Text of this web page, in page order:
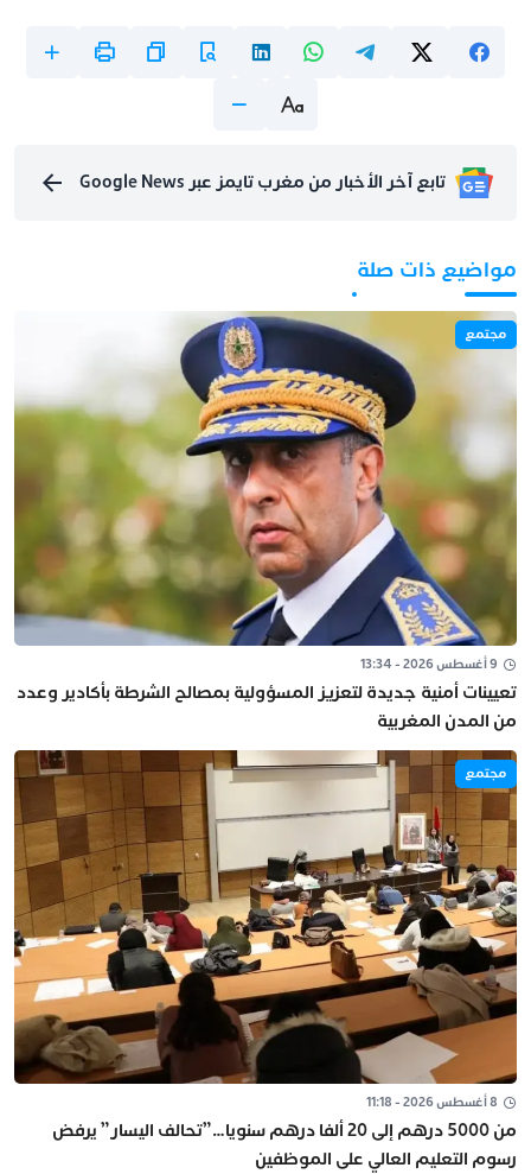
تابع آخر الأخبار من مغرب تايمز عبر Google News
مواضيع ذات صلة
مجتمع
9 أغسطس 2026 - 13:34
تعيينات أمنية جديدة لتعزيز المسؤولية بمصالح الشرطة بأكادير وعدد
من المدن المغربية
مجتمع
8 أغسطس 2026 - 11:18
من 5000 درهم إلى 20 ألفا درهم سنويا…”تحالف اليسار” يرفض
رسوم التعليم العالي على الموظفين